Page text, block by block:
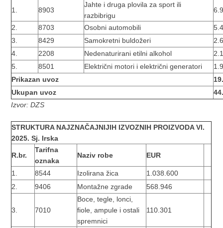
1. 8903
Jahte i druga plovila za sport ili
razbibrigu
2. 8703 Osobni automobili
3.
8429 Samokretni buldožeri
4.
2208 Nedenaturirani etilni alkohol
5.
8501 Električni motori i električni generatori
Prikazan uvoz
Ukupan uvoz
Izvor: DZS
STRUKTURA NAJZNAČAJNIJIH IZVOZNIH PROIZVODAVI.
2025. Sj. Irska
R.br.
Tarifna
oznaka
Naziv robe EUR
1. 8544 Izolirana žica
1.038.600
2.
9406 Montažne zgrade 568.946
3. 7010
Boce, tegle, lonci,
fiole, ampule i ostali
spremnici
110.301